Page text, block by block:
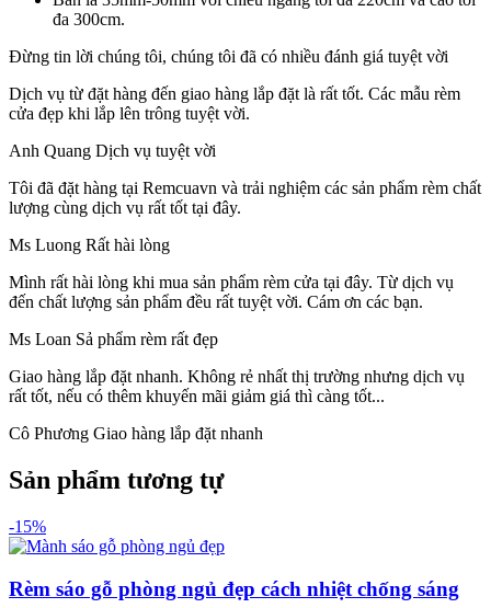
đa 300cm.
Đừng tin lời chúng tôi, chúng tôi đã có nhiều đánh giá tuyệt vời
Dịch vụ từ đặt hàng đến giao hàng lắp đặt là rất tốt. Các mẫu rèm
cửa đẹp khi lắp lên trông tuyệt vời.
Anh Quang Dịch vụ tuyệt vời
Tôi đã đặt hàng tại Remcuavn và trải nghiệm các sản phẩm rèm chất
lượng cùng dịch vụ rất tốt tại đây.
Ms Luong Rất hài lòng
Mình rất hài lòng khi mua sản phẩm rèm cửa tại đây. Từ dịch vụ
đến chất lượng sản phẩm đều rất tuyệt vời. Cám ơn các bạn.
Ms Loan Sả phẩm rèm rất đẹp
Giao hàng lắp đặt nhanh. Không rẻ nhất thị trường nhưng dịch vụ
rất tốt, nếu có thêm khuyến mãi giảm giá thì càng tốt...
Cô Phương Giao hàng lắp đặt nhanh
Sản phẩm tương tự
-15%
Rèm sáo gỗ phòng ngủ đẹp cách nhiệt chống sáng